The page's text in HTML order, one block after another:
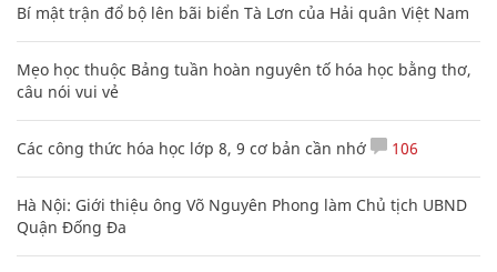
Bí mật trận đổ bộ lên bãi biển Tà Lơn của Hải quân Việt Nam
Mẹo học thuộc Bảng tuần hoàn nguyên tố hóa học bằng thơ,
câu nói vui vẻ
Các công thức hóa học lớp 8, 9 cơ bản cần nhớ 106
Hà Nội: Giới thiệu ông Võ Nguyên Phong làm Chủ tịch UBND
Quận Đống Đa